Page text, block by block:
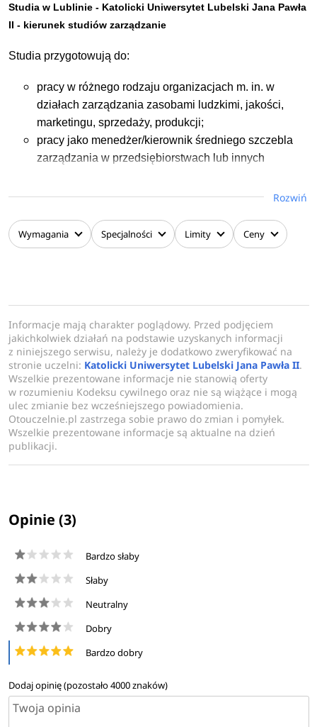
Studia w Lublinie - Katolicki Uniwersytet Lubelski Jana Pawła
II - kierunek studiów zarządzanie
Studia przygotowują do:
pracy w różnego rodzaju organizacjach m. in. w
działach zarządzania zasobami ludzkimi, jakości,
marketingu, sprzedaży, produkcji;
pracy jako menedżer/kierownik średniego szczebla
zarządzania w przedsiębiorstwach lub innych
Rozwiń
Wymagania Specjalności Limity Ceny
Informacje mają charakter poglądowy. Przed podjęciem
jakichkolwiek działań na podstawie uzyskanych informacji
z niniejszego serwisu, należy je dodatkowo zweryfikować na
stronie uczelni: Katolicki Uniwersytet Lubelski Jana Pawła II.
Wszelkie prezentowane informacje nie stanowią oferty
w rozumieniu Kodeksu cywilnego oraz nie są wiążące i mogą
ulec zmianie bez wcześniejszego powiadomienia.
Otouczelnie.pl zastrzega sobie prawo do zmian i pomyłek.
Wszelkie prezentowane informacje są aktualne na dzień
publikacji.
Opinie (3)
Bardzo słaby
Słaby
Neutralny
Dobry
Bardzo dobry
Dodaj opinię (pozostało4000znaków)